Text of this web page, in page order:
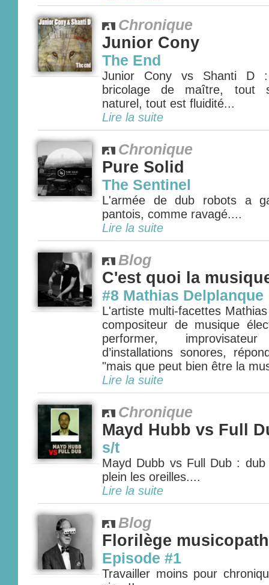
Chronique
Junior Cony
The End
Junior Cony vs Shanti D :
bricolage de maître, tout
naturel, tout est fluidité...
Lire la suite
Chronique
Pure Solid
The Sentinel
L'armée de dub robots a
pantois, comme ravagé....
Lire la suite
Blog
C'est quoi la
#8 Mathias Delplanque
L'artiste multi-facettes
compositeur de musique
performer,
d’installations sonores,
"mais que peut bien être la
Lire la suite
Chronique
Mayd Hubb vs Full
s/t
Mayd Dubb vs Full Dub :
plein les oreilles....
Lire la suite
Blog
Florilège
Episode #1
Travailler moins pour